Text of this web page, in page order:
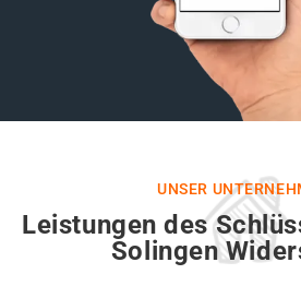
UNSER
Leistungen des
Solingen